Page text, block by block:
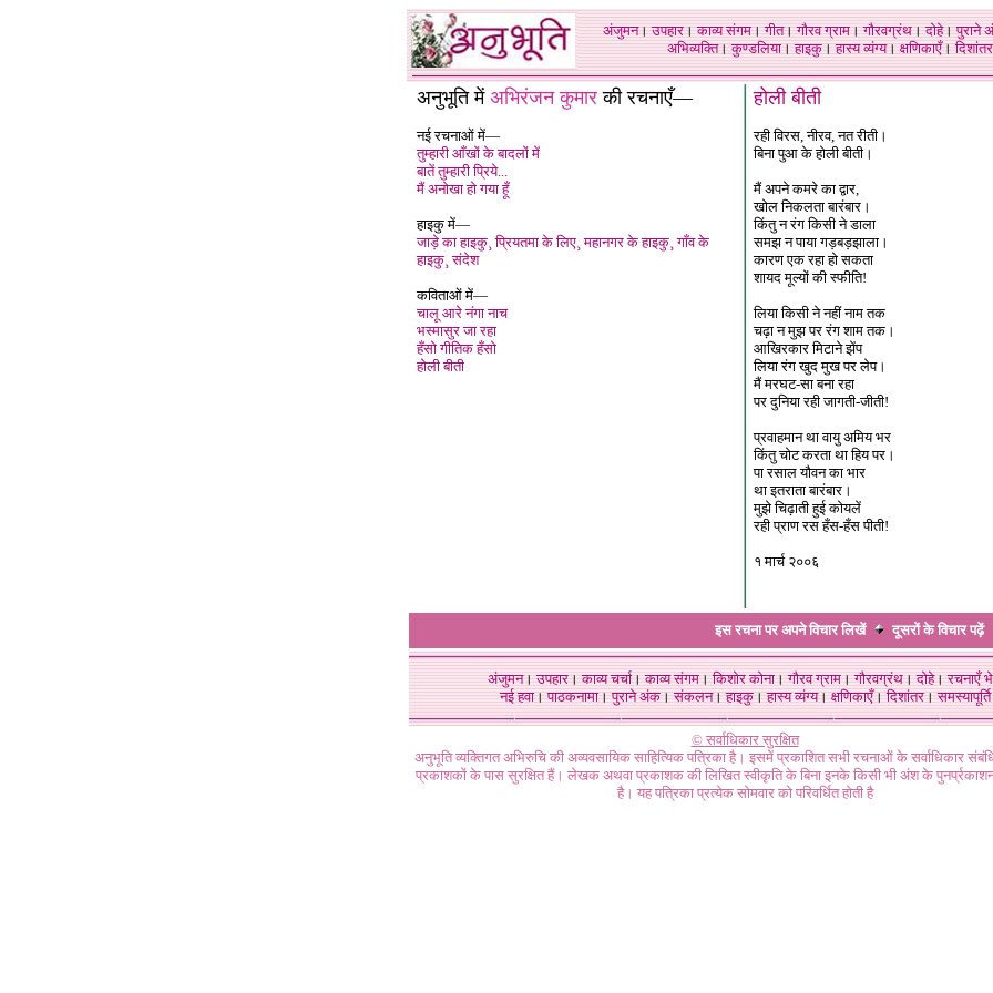
अंजुमन।उपहार।काव्य संगम।गीत।गौरव ग्राम।गौरवग्रंथ।दोहे।पुराने
अभिव्यक्ति।कुण्डलिया।हाइकु।हास्य व्यंग्य।क्षणिकाएँ।दिशांतर
अनुभूति में अभिरंजन कुमार की रचनाएँ—
नई रचनाओं में—
तुम्हारी आँखों के बादलों में
बातें तुम्हारी प्रिये...
मैं अनोखा हो गया हूँ
हाइकु में—
जाड़े का हाइकु¸ प्रियतमा के लिए¸ महानगर के हाइकु¸ गाँव के
हाइकु¸ संदेश
कविताओं में—
चालू आरे नंगा नाच
भस्मासुर जा रहा
हँसो गीतिक हँसो
होली बीती
होली बीती
रही विरस, नीरव, नत रीती।
बिना पुआ के होली बीती।
मैं अपने कमरे का द्वार,
खोल निकलता बारंबार।
किंतु न रंग किसी ने डाला
समझ न पाया गड़बड़झाला।
कारण एक रहा हो सकता
शायद मूल्यों की स्फीति!
लिया किसी ने नहीं नाम तक
चढ़ा न मुझ पर रंग शाम तक।
आखिरकार मिटाने झेंप
लिया रंग खुद मुख पर लेप।
मैं मरघट-सा बना रहा
पर दुनिया रही जागती-जीती!
प्रवाहमान था वायु अमिय भर
किंतु चोट करता था हिय पर।
पा रसाल यौवन का भार
था इतराता बारंबार।
मुझे चिढ़ाती हुई कोयलें
रही प्राण रस हँस-हँस पीती!
१ मार्च २००६
इस रचना पर अपने विचार लिखें दूसरों के विचारपढ़ें
अंजुमन।उपहार।काव्य चर्चा।काव्य संगम।किशोर कोना।गौरव ग्राम।गौरवग्रंथ।दोहे।रचनाएँ
नई हवा। पाठकनामा। पुराने अंक। संकलन। हाइकु। हास्य व्यंग्य। क्षणिकाएँ। दिशांतर। समस्यापूर्ति
© सर्वाधिकार सुरक्षित
अनुभूति व्यक्तिगत अभिरुचि की अव्यवसायिक साहित्यिक पत्रिका है। इसमें प्रकाशित सभी रचनाओं के सर्वाधिकार
प्रकाशकों के पास सुरक्षित हैं। लेखक अथवा प्रकाशक की लिखित स्वीकृति के बिना इनके किसी भी अंश के
है। यह पत्रिका प्रत्येक सोमवार को परिवर्धित होती है